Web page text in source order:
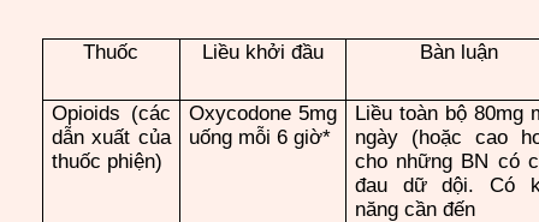
Thuốc Liều khởi đầu Bàn luận
Opioids (các
dẫn xuất của
thuốc phiện)
Oxycodone 5mg
uống mỗi 6 giờ*
Liều toàn bộ 80mg
ngày (hoặc cao
cho những BN có
đau dữ dội. Có
năng cần đến